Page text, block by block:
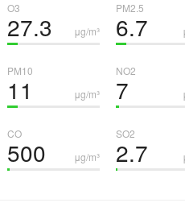
O3
μg/m³
27.3
PM2.5
6.7
PM10
μg/m³
11
NO2
7
CO
μg/m³
500
SO2
2.7